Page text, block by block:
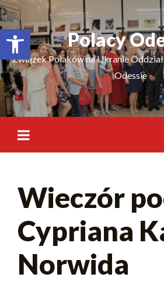
Відкрити Панель інструментів
Polacy
Związek Polaków na Ukranie
Odessie
Wieczór
Cypriana
Norwida